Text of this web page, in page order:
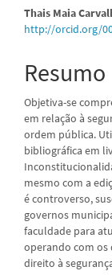
do
artigo
principal
Thais Maia
http://orcid.org/
Resumo
Objetiva-se
em relação à
ordem pública.
bibliográfica em
mesmo com a
é controverso,
governos
faculdade para
operando com os
direito à